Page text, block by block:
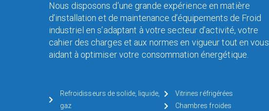
Nous disposons d’une grande expérience en matière
d’installation et de maintenance d’équipements de Froid
industriel en s’adaptant à votre secteur d’activité, votre
cahier des charges et aux normes en vigueur tout en vous
aidant à optimiser votre consommation énergétique.
Refroidisseurs de solide, liquide,
gaz
Vitrines réfrigérées
Chambres froides